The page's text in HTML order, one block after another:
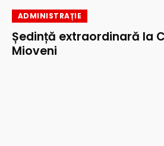
ADMINISTRAȚIE
Ședință extraordinară la
Mioveni